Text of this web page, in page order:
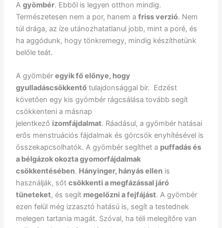
Agyömbér. Ebből is legyen otthon mindig.
Természetesen nem a por, hanem afriss verzió. Nem
túl drága, az íze utánozhatatlanul jobb, mint a poré, és
ha aggódunk, hogy tönkremegy, mindig készíthetünk
belőle teát.
A gyömbéregyik fő előnye, hogy
gyulladáscsökkentő tulajdonsággal bír. Edzést
követően egy kis gyömbér rágcsálása tovább segít
csökkenteni a másnap
jelentkező izomfájdalmat. Ráadásul, a gyömbér hatásai
erős menstruációs fájdalmak és görcsök enyhítésével is
összekapcsolhatók. A gyömbér segíthet a puffadás és
a bélgázok okozta gyomorfájdalmak
csökkentésében. Hányinger, hányás ellen is
használják, sőtcsökkenti a megfázással járó
tüneteket, és segít megelőzni a fejfájást. A gyömbér
ezen felül még izzasztó hatású is, segít a testednek
melegen tartania magát. Szóval, ha téli melegítőre van